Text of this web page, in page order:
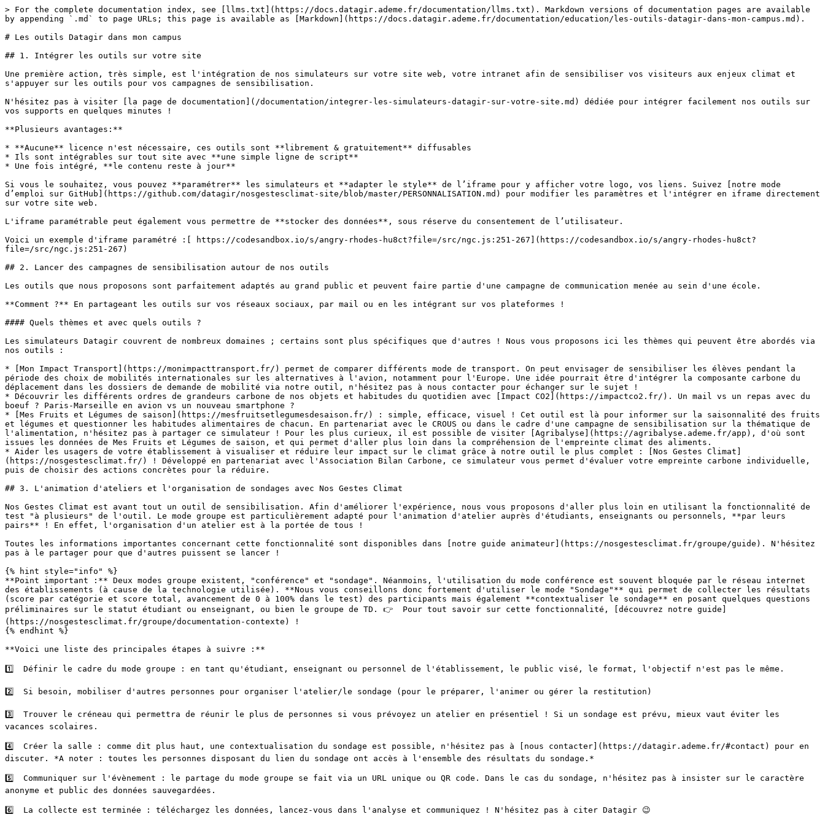
> For the complete documentation index, see [llms.txt](https://docs.datagir.ademe.fr/documentation/llms.txt). Markdown versions of documentation pages are available
by appending `.md` to page URLs; this page is available as [Markdown](https://docs.datagir.ademe.fr/documentation/education/les-outils-datagir-dans-mon-campus.md).
# Les outils Datagir dans mon campus
## 1. Intégrer les outils sur votre site
Une première action, très simple, est l'intégration de nos simulateurs sur votre site web, votre intranet afin de sensibiliser vos visiteurs aux enjeux climat et
s'appuyer sur les outils pour vos campagnes de sensibilisation.
N'hésitez pas à visiter [la page de documentation](/documentation/integrer-les-simulateurs-datagir-sur-votre-site.md) dédiée pour intégrer facilement nos outils sur
vos supports en quelques minutes !
**Plusieurs avantages:**
* **Aucune** licence n'est nécessaire, ces outils sont **librement & gratuitement** diffusables
* Ils sont intégrables sur tout site avec **une simple ligne de script**
* Une fois intégré, **le contenu reste à jour**
Si vous le souhaitez, vous pouvez **paramétrer** les simulateurs et **adapter le style** de l’iframe pour y afficher votre logo, vos liens. Suivez [notre mode
d’emploi sur GitHub](https://github.com/datagir/nosgestesclimat-site/blob/master/PERSONNALISATION.md) pour modifier les paramètres et l'intégrer en iframe directement
sur votre site web.
L'iframe paramétrable peut également vous permettre de **stocker des données**, sous réserve du consentement de l’utilisateur.
Voici un exemple d'iframe paramétré :[ https://codesandbox.io/s/angry-rhodes-hu8ct?file=/src/ngc.js:251-267](https://codesandbox.io/s/angry-rhodes-hu8ct?
file=/src/ngc.js:251-267)
## 2. Lancer des campagnes de sensibilisation autour de nos outils
Les outils que nous proposons sont parfaitement adaptés au grand public et peuvent faire partie d'une campagne de communication menée au sein d'une école.
**Comment ?** En partageant les outils sur vos réseaux sociaux, par mail ou en les intégrant sur vos plateformes !
#### Quels thèmes et avec quels outils ?
Les simulateurs Datagir couvrent de nombreux domaines ; certains sont plus spécifiques que d'autres ! Nous vous proposons ici les thèmes qui peuvent être abordés via
nos outils :
* [Mon Impact Transport](https://monimpacttransport.fr/) permet de comparer différents mode de transport. On peut envisager de sensibiliser les élèves pendant la
période des choix de mobilités internationales sur les alternatives à l'avion, notamment pour l'Europe. Une idée pourrait être d'intégrer la composante carbone du
déplacement dans les dossiers de demande de mobilité via notre outil, n'hésitez pas à nous contacter pour échanger sur le sujet !
* Découvrir les différents ordres de grandeurs carbone de nos objets et habitudes du quotidien avec [Impact CO2](https://impactco2.fr/). Un mail vs un repas avec du
boeuf ? Paris-Marseille en avion vs un nouveau smartphone ?
* [Mes Fruits et Légumes de saison](https://mesfruitsetlegumesdesaison.fr/) : simple, efficace, visuel ! Cet outil est là pour informer sur la saisonnalité des fruits
et légumes et questionner les habitudes alimentaires de chacun. En partenariat avec le CROUS ou dans le cadre d'une campagne de sensibilisation sur la thématique de
l'alimentation, n'hésitez pas à partager ce simulateur ! Pour les plus curieux, il est possible de visiter [Agribalyse](https://agribalyse.ademe.fr/app), d'où sont
issues les données de Mes Fruits et Légumes de saison, et qui permet d'aller plus loin dans la compréhension de l'empreinte climat des aliments.
* Aider les usagers de votre établissement à visualiser et réduire leur impact sur le climat grâce à notre outil le plus complet : [Nos Gestes Climat]
(https://nosgestesclimat.fr/) ! Développé en partenariat avec l'Association Bilan Carbone, ce simulateur vous permet d'évaluer votre empreinte carbone individuelle,
puis de choisir des actions concrètes pour la réduire.
## 3. L'animation d'ateliers et l'organisation de sondages avec Nos Gestes Climat
Nos Gestes Climat est avant tout un outil de sensibilisation. Afin d'améliorer l'expérience, nous vous proposons d'aller plus loin en utilisant la fonctionnalité de
test "à plusieurs" de l'outil. Le mode groupe est particulièrement adapté pour l'animation d'atelier auprès d'étudiants, enseignants ou personnels, **par leurs
pairs** ! En effet, l'organisation d'un atelier est à la portée de tous !
Toutes les informations importantes concernant cette fonctionnalité sont disponibles dans [notre guide animateur](https://nosgestesclimat.fr/groupe/guide). N'hésitez
pas à le partager pour que d'autres puissent se lancer !
{% hint style="info" %}
**Point important :** Deux modes groupe existent, "conférence" et "sondage". Néanmoins, l'utilisation du mode conférence est souvent bloquée par le réseau internet
des établissements (à cause de la technologie utilisée). **Nous vous conseillons donc fortement d'utiliser le mode "Sondage"** qui permet de collecter les résultats
(score par catégorie et score total, avancement de 0 à 100% dans le test) des participants mais également **contextualiser le sondage** en posant quelques questions
préliminaires sur le statut étudiant ou enseignant, ou bien le groupe de TD. 👉  Pour tout savoir sur cette fonctionnalité, [découvrez notre guide]
(https://nosgestesclimat.fr/groupe/documentation-contexte) !
{% endhint %}
**Voici une liste des principales étapes à suivre :**
1️⃣  Définir le cadre du mode groupe : en tant qu'étudiant, enseignant ou personnel de l'établissement, le public visé, le format, l'objectif n'est pas le même.
2️⃣  Si besoin, mobiliser d'autres personnes pour organiser l'atelier/le sondage (pour le préparer, l'animer ou gérer la restitution)
3️⃣  Trouver le créneau qui permettra de réunir le plus de personnes si vous prévoyez un atelier en présentiel ! Si un sondage est prévu, mieux vaut éviter les
vacances scolaires.
4️⃣  Créer la salle : comme dit plus haut, une contextualisation du sondage est possible, n'hésitez pas à [nous contacter](https://datagir.ademe.fr/#contact) pour en
discuter. *A noter : toutes les personnes disposant du lien du sondage ont accès à l'ensemble des résultats du sondage.*
5️⃣  Communiquer sur l'évènement : le partage du mode groupe se fait via un URL unique ou QR code. Dans le cas du sondage, n'hésitez pas à insister sur le caractère
anonyme et public des données sauvegardées.
6️⃣  La collecte est terminée : téléchargez les données, lancez-vous dans l'analyse et communiquez ! N'hésitez pas à citer Datagir 😉